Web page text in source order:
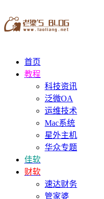
首页
教程
科技资讯
泛微OA
运维技术
Mac系统
星外主机
华众专题
佳软
财软
速达财务
管家婆